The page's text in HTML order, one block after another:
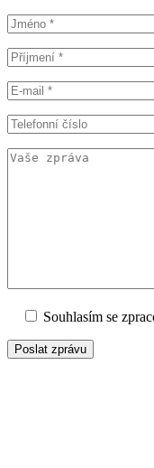
Souhlasím se